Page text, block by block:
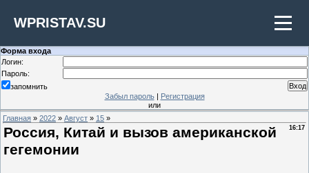
WPRISTAV.SU
Форма входа
Логин:
Пароль:
запомнить
Забыл пароль| Регистрация
или
Главная » 2022 » Август » 15 »
16:17
Россия, Китай и вызов американской
гегемонии